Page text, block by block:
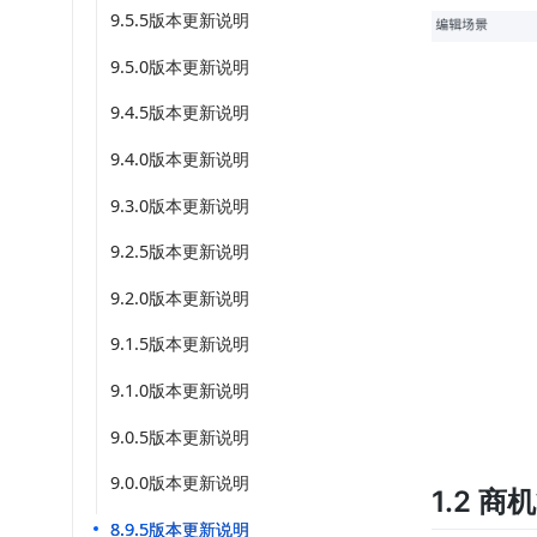
9.5.5版本更新说明
9.5.0版本更新说明
9.4.5版本更新说明
9.4.0版本更新说明
9.3.0版本更新说明
9.2.5版本更新说明
9.2.0版本更新说明
9.1.5版本更新说明
9.1.0版本更新说明
9.0.5版本更新说明
9.0.0版本更新说明
8.9.5版本更新说明
1.2 商